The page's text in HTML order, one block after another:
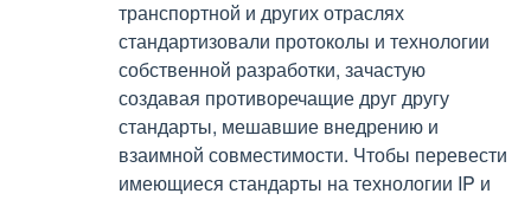
транспортной и других отраслях
стандартизовали протоколы и технологии
собственной разработки, зачастую
создавая противоречащие друг другу
стандарты, мешавшие внедрению и
взаимной совместимости. Чтобы перевести
имеющиеся стандарты на технологии IP и